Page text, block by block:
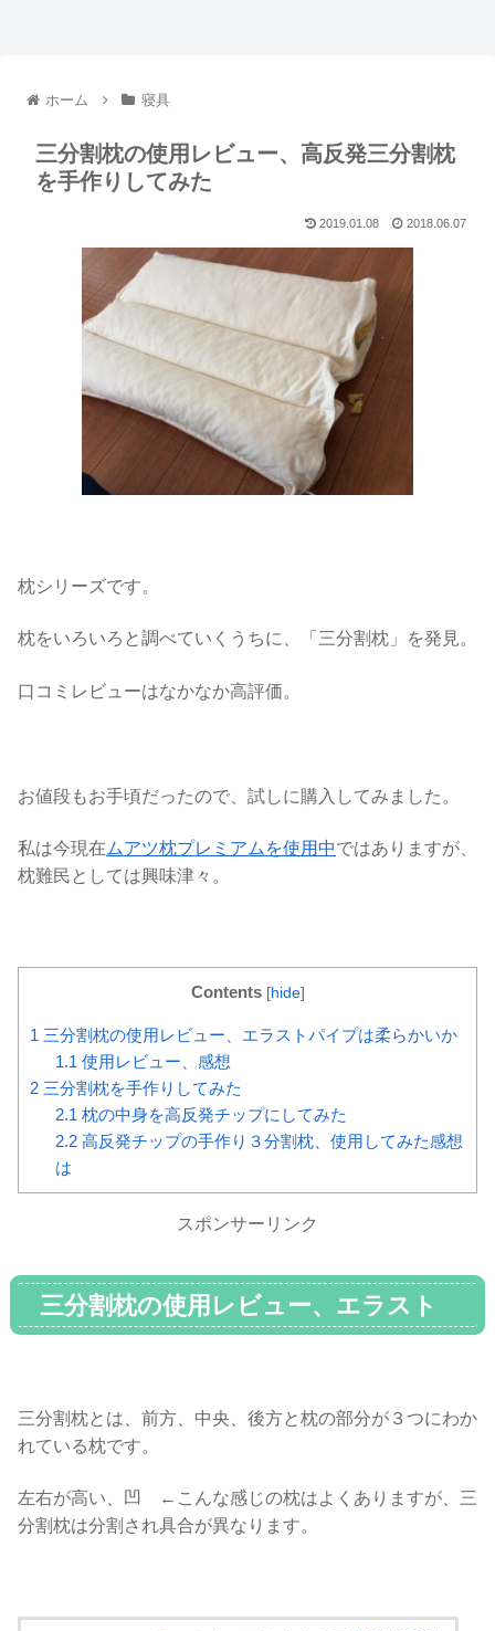
ホーム 寝具
三分割枕の使用レビュー、高反発三分割枕
を手作りしてみた
2019.01.08 2018.06.07
枕シリーズです。
枕をいろいろと調べていくうちに、「三分割枕」を発見。
口コミレビューはなかなか高評価。
お値段もお手頃だったので、試しに購入してみました。
私は今現在 ムアツ枕プレミアムを使用中ではありますが、
枕難民としては興味津々。
Contents [hide]
1 三分割枕の使用レビュー、エラストパイプは柔らかいか
1.1 使用レビュー、感想
2 三分割枕を手作りしてみた
2.1 枕の中身を高反発チップにしてみた
2.2高反発チップの手作り３分割枕、使用してみた感想
は
スポンサーリンク
三分割枕の使用レビュー、エラスト
三分割枕とは、前方、中央、後方と枕の部分が３つにわか
れている枕です。
左右が高い、凹 ←こんな感じの枕はよくありますが、三
分割枕は分割され具合が異なります。